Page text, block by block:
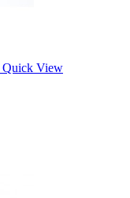
Quick View